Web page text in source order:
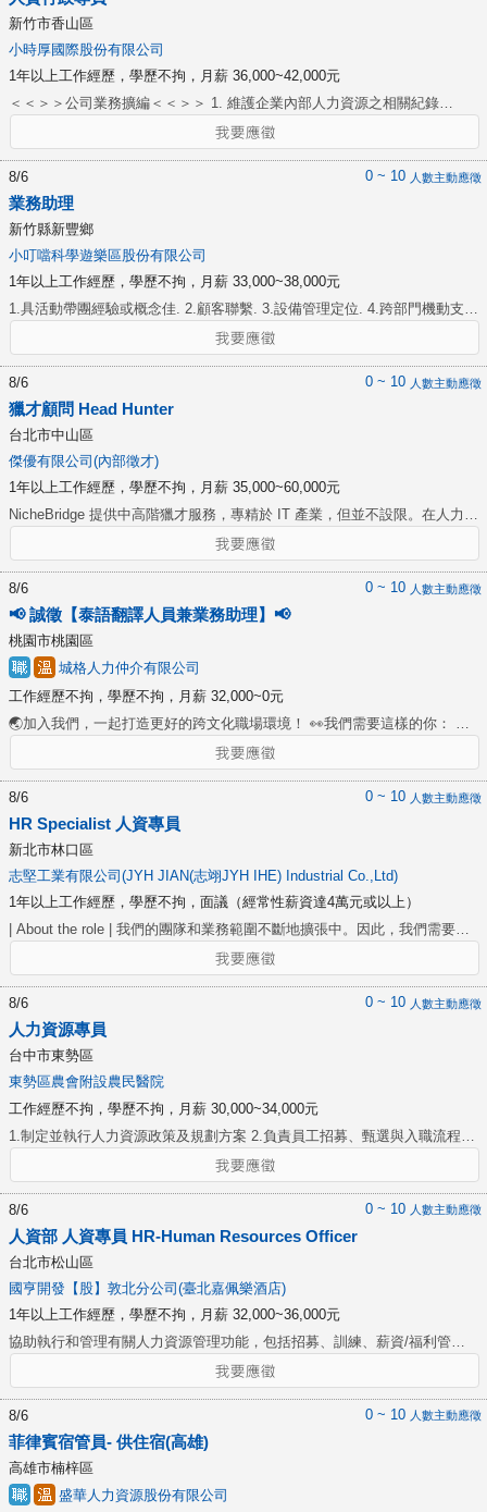
新竹市香山區
小時厚國際股份有限公司
1年以上工作經歷，學歷不拘，月薪 36,000~42,000元
＜＜＞＞公司業務擴編＜＜＞＞ 1. 維護企業內部人力資源之相關紀錄
（如：員工基本資料、勞動契約、工作說明書、出缺勤紀錄等）。 2. 門店
新進/離職員工勞健保、團保加退保作業。 3. 協助核算門店薪酬及發放作
業、薪資二代健保/薪資所得稅扣繳及申報作業。 4. 處理勞工保險/團險傷病
給付申請理賠等相關事宜。 5. 人力資源相關文件之更新與管理。 6. 熟悉人
題（如：雇用契約、勞動相關法令、員工關係等）。 8.調解勞資爭議、處理
員工資遣解雇等特殊人力資源相關事務。 9.一般文書資料處理、行政庶務協
助等。 10.協助財務長交辦事項。
8/6
業務助理
新竹縣新豐鄉
小叮噹科學遊樂區股份有限公司
1年以上工作經歷，學歷不拘，月薪 33,000~38,000元
0 ~ 10 人數主動應徵
1.具活動帶團經驗或概念佳. 2.顧客聯繫. 3.設備管理定位. 4.跨部門機動支援
人力. 5.主管交辦事宜. 6.遊程及活動規劃. 7.月排休8-10天(排休)
8/6
獵才顧問 Head Hunter
台北市中山區
傑優有限公司(內部徵才)
1年以上工作經歷，學歷不拘，月薪 35,000~60,000元
0 ~ 10 人數主動應徵
NicheBridge 提供中高階獵才服務，專精於 IT 產業，但並不設限。在人力媒
合及就業市場深耕逾五年，而領導團隊擁有 10 年以上人資 / 獵頭經驗及深
厚 IT 背景，更協助國內外知名企業進行人力規劃、團隊建立。我們也推出
了 JECHO.Me 求職平台，期待能提供求職者更公開、資訊對等的徵才資
訊，降低被動等不安。 顧問需要與時間賽跑，與科技並肩，隨著日新月異
發展，我們將時時接受最新知識及挑戰，若想與科技業並肩、走在市場前
端，且不害怕挑戰，歡迎投遞您的履歷！ 投遞履歷時請簡單說明對於傑優
或此職缺有興趣的地方，謝謝您。 1. 協助跨國團隊、知名企業提供專業人
才招募顧問服務 2. 細心了解客戶人才需求，並針對現況提供客制化招募協
助 3. 提供求職者專業中英文履歷指導、面試指導、職涯諮詢等服務 4. 與其
他專業顧問團隊合作，創造資源最大化
8/6
📢 誠徵【泰語翻譯人員兼業務助理】📢
桃園市桃園區
城格人力仲介有限公司
工作經歷不拘，學歷不拘，月薪 32,000~0元
0 ~ 10 人數主動應徵
🌏加入我們，一起打造更好的跨文化職場環境！ 👀我們需要這樣的你： ✅
精通泰語與中文，具備良好溝通能力 ✅ 能協助勞工與雇主之間的溝通與問
題處理 ✅ 有耐心、負責任，懂得傾聽並給予協助 ✅ 熟悉電腦辦公室軟體操
作（如 Word、Excel） ✅ 積極主動，能支援業務工作 🛠️工作內容： 🔹 定
期關心勞工與雇主雙方的相處情況，提供協助 🔹 處理客訴與後續服務，協
助改善勞雇關係 🔹 協助業務人員處理資料與行政庶務 🔹 基本電腦操作與文
件處理
8/6
HR Specialist 人資專員
新北市林口區
志堅工業有限公司(JYH JIAN(志翊JYH IHE) Industrial Co.,Ltd)
1年以上工作經歷，學歷不拘，面議（經常性薪資達4萬元或以上）
0 ~ 10 人數主動應徵
| About the role | 我們的團隊和業務範圍不斷地擴張中。因此，我們需要一
位細心謹慎的人資專員，從第一線開始接觸同仁，處理從招募甄選、到職與
各類保險等事務，讓員工在每個環節都受到妥善關懷。處理與管理企業內部
人力相關行政手續，同時也會負責辦公室行政管理，協助我們建立系統化的
行政管理流程，妥善管理辦公室資產與文件，提升同仁的辦公效率。 | What
will you do | ▸ 釐清營運團隊的人力需求，運用合適招募管道與甄選工具尋
求人才 ▸ 處理員工到/離職作業，並管理相關文件資料 ▸ 支援管理人資行政
相關行政作業 ▸ 執行主管交辦事宜 | Who you are | ▸ 工作細心，能有條不
紊的執行任務 ▸ 適時與不同背景的人互動 ▸ 具備同理心與良好的溝通能
力，能夠理解各方立場與需求 ▸ 問題解決能力，能根據事情輕重緩和安排工
學習經驗
8/6
人力資源專員
台中市東勢區
東勢區農會附設農民醫院
工作經歷不拘，學歷不拘，月薪 30,000~34,000元
0 ~ 10 人數主動應徵
1.制定並執行人力資源政策及規劃方案 2.負責員工招募、甄選與入職流程管
理 3.管理薪酬福利方案，執行勞保、團保及薪資核算 4.撰寫與更新職務說
明書及人事資料管理 5.辦理勞資關係案件，確保合乎勞動法規 6.分析人力
資源數據，執行組織發展策略 7.規劃與執行員工培訓，提升員工專業技能
8/6
人資部 人資專員 HR-Human Resources Officer
台北市松山區
國亨開發【股】敦北分公司(臺北嘉佩樂酒店)
1年以上工作經歷，學歷不拘，月薪 32,000~36,000元
0 ~ 10 人數主動應徵
協助執行和管理有關人力資源管理功能，包括招募、訓練、薪資/福利管
理，依照法定要求處理員工關係。以便為每個部門人員提供指導和必要的支
援，以實現他們的顧客服務和任務目標。 1.協助指導管理人員進行有效招募
和面試技巧的使用方法，例如口頭介紹和書面說明，以確保雇用和留住合
格、有能力的員工。 2.協助和確保通過對所有訓練體系的管理、監督、指導
訓練課程、分析和回顧現狀並提出方法、向管理人員諮詢提供改進建議來控
制實現員工開發和利用他們最大的潛能。 3.協助監督員工績效考核以確保及
時完成評估，閱讀和分析評估目標以確保評估評論是合適的、目標是可衡量
8/6
菲律賓宿管員- 供住宿(高雄)
高雄市楠梓區
盛華人力資源股份有限公司
0 ~ 10 人數主動應徵